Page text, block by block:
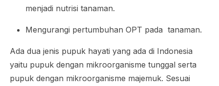
menjadi nutrisi tanaman.
Mengurangi pertumbuhan OPT pada tanaman.
Ada dua jenis pupuk hayati yang ada di Indonesia
yaitu pupuk dengan mikroorganisme tunggal serta
pupuk dengan mikroorganisme majemuk. Sesuai